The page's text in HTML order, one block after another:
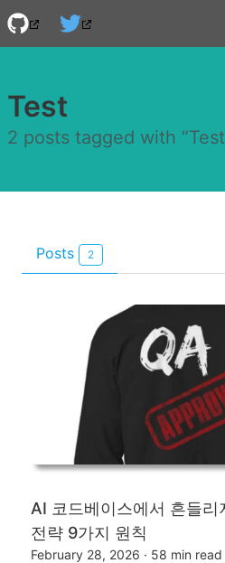
Test
2 posts tagged with
Posts 2
AI 코드베이스에서 흔들리
전략 9가지 원칙
February 28, 2026 · 58 min read